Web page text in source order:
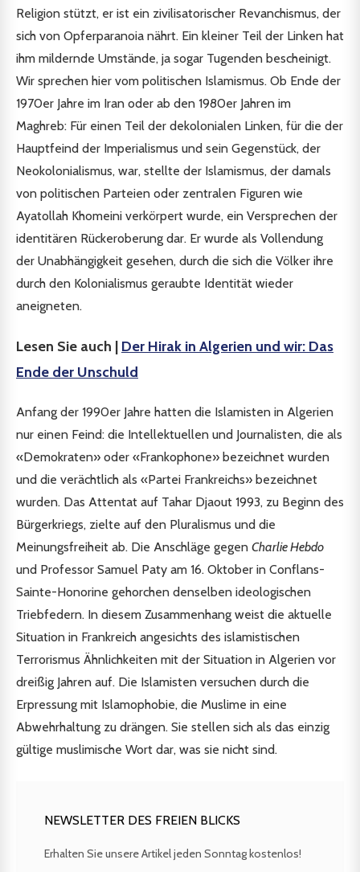
Religion stützt, er ist ein zivilisatorischer Revanchismus, der
sich von Opferparanoia nährt. Ein kleiner Teil der Linken hat
ihm mildernde Umstände, ja sogar Tugenden bescheinigt.
Wir sprechen hier vom politischen Islamismus. Ob Ende der
1970er Jahre im Iran oder ab den 1980er Jahren im
Maghreb: Für einen Teil der dekolonialen Linken, für die der
Hauptfeind der Imperialismus und sein Gegenstück, der
Neokolonialismus, war, stellte der Islamismus, der damals
von politischen Parteien oder zentralen Figuren wie
Ayatollah Khomeini verkörpert wurde, ein Versprechen der
identitären Rückeroberung dar. Er wurde als Vollendung
der Unabhängigkeit gesehen, durch die sich die Völker ihre
durch den Kolonialismus geraubte Identität wieder
aneigneten.
Lesen Sie auch | Der Hirak in Algerien und wir: Das
Ende der Unschuld
Anfang der 1990er Jahre hatten die Islamisten in Algerien
nur einen Feind: die Intellektuellen und Journalisten, die als
«Demokraten» oder «Frankophone» bezeichnet wurden
und die verächtlich als «Partei Frankreichs» bezeichnet
wurden. Das Attentat auf Tahar Djaout 1993, zu Beginn des
Bürgerkriegs, zielte auf den Pluralismus und die
Meinungsfreiheit ab. Die Anschläge gegen Charlie Hebdo
und Professor Samuel Paty am 16. Oktober in Conflans-
Sainte-Honorine gehorchen denselben ideologischen
Triebfedern. In diesem Zusammenhang weist die aktuelle
Situation in Frankreich angesichts des islamistischen
Terrorismus Ähnlichkeiten mit der Situation in Algerien vor
dreißig Jahren auf. Die Islamisten versuchen durch die
Erpressung mit Islamophobie, die Muslime in eine
Abwehrhaltung zu drängen. Sie stellen sich als das einzig
gültige muslimische Wort dar, was sie nicht sind.
NEWSLETTER DES FREIEN BLICKS
Erhalten Sie unsere Artikel jeden Sonntag kostenlos!